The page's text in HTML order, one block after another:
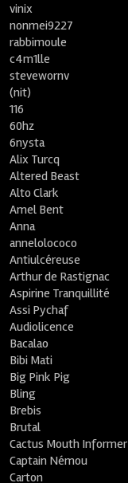
vinix
nonmei9227
rabbimoule
c4m1lle
stevewornv
(nit)
116
60hz
6nysta
Alix Turcq
Altered Beast
Alto Clark
Amel Bent
Anna
annelolococo
Antiulcéreuse
Arthur de Rastignac
Aspirine Tranquillité
Assi Pychaf
Audiolicence
Bacalao
Bibi Mati
Big Pink Pig
Bling
Brebis
Brutal
Cactus Mouth Informer
Captain Némou
Carton